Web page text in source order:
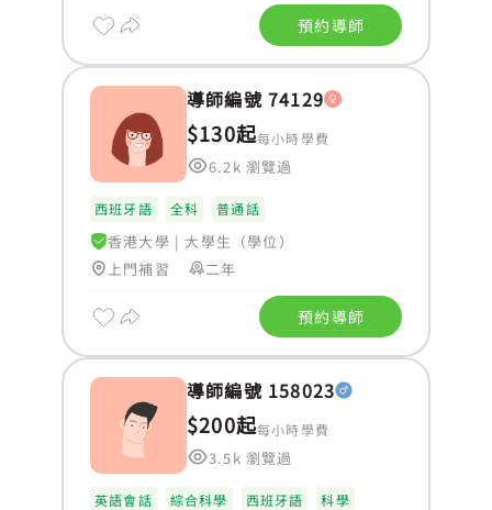
預約導師
導師編號 74129
$130起每小時學費
6.2k 瀏覽過
西班牙語 全科 普通話
香港大學 | 大學生（學位）
上門補習
二年
預約導師
導師編號 158023
$200起每小時學費
3.5k 瀏覽過
英語會話 綜合科學 西班牙語 科學